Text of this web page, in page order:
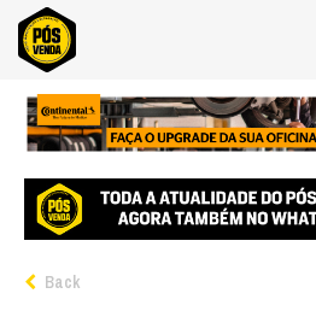
Back